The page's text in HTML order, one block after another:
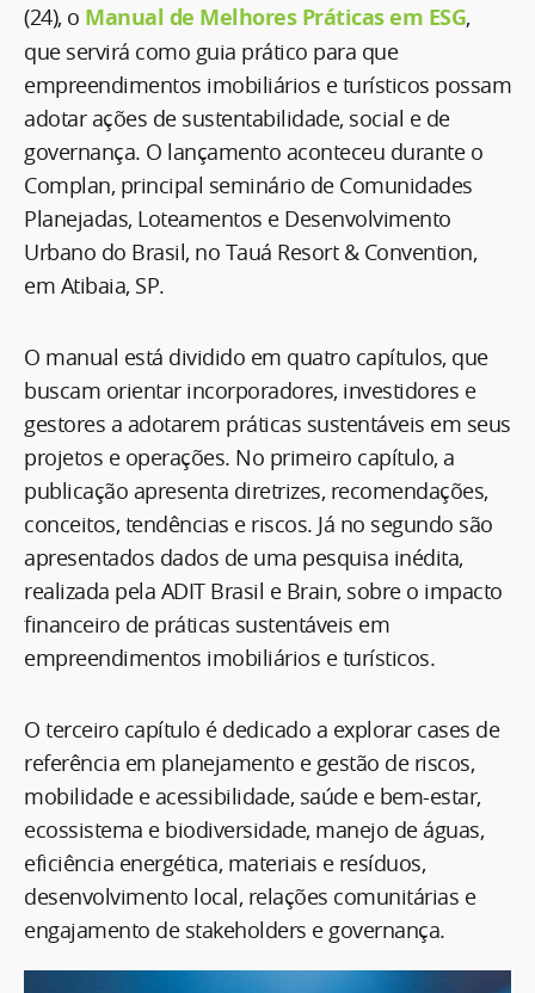
(24), o Manual de Melhores Práticas em ESG,
que servirá como guia prático para que
empreendimentos imobiliários e turísticos possam
adotar ações de sustentabilidade, social e de
governança. O lançamento aconteceu durante o
Complan, principal seminário de Comunidades
Planejadas, Loteamentos e Desenvolvimento
Urbano do Brasil, no Tauá Resort & Convention,
em Atibaia, SP.
O manual está dividido em quatro capítulos, que
buscam orientar incorporadores, investidores e
gestores a adotarem práticas sustentáveis em seus
projetos e operações. No primeiro capítulo, a
publicação apresenta diretrizes, recomendações,
conceitos, tendências e riscos. Já no segundo são
apresentados dados de uma pesquisa inédita,
realizada pela ADIT Brasil e Brain, sobre o impacto
financeiro de práticas sustentáveis em
empreendimentos imobiliários e turísticos.
O terceiro capítulo é dedicado a explorar cases de
referência em planejamento e gestão de riscos,
mobilidade e acessibilidade, saúde e bem-estar,
ecossistema e biodiversidade, manejo de águas,
eficiência energética, materiais e resíduos,
desenvolvimento local, relações comunitárias e
engajamento de stakeholders e governança.